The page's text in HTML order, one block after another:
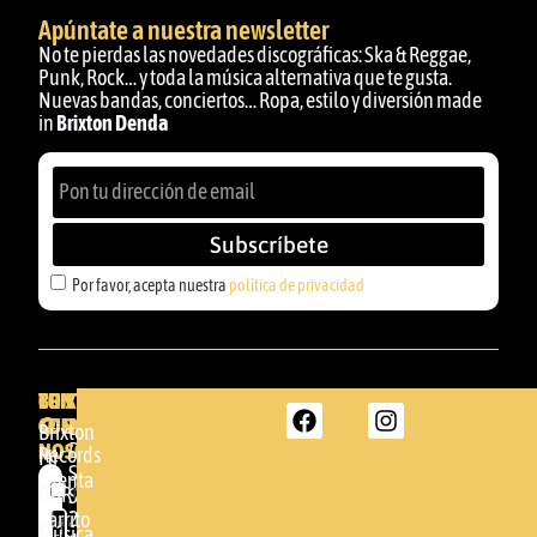
Apúntate a nuestra newsletter
No te pierdas las novedades discográficas: Ska & Reggae,
Punk, Rock… y toda la música alternativa que te gusta.
Nuevas bandas, conciertos… Ropa, estilo y diversión made
in Brixton Denda
Por favor, acepta nuestra política de privacidad
Subscríbete
BRIXTON
DENDA -
SHOP
Somera
24
BRIXTON
Brixton
Records
GBR
TU
CUENTA
Mi
cuenta
Carrito
CONTACTA
CON
NOSOTROS
Por
favor,